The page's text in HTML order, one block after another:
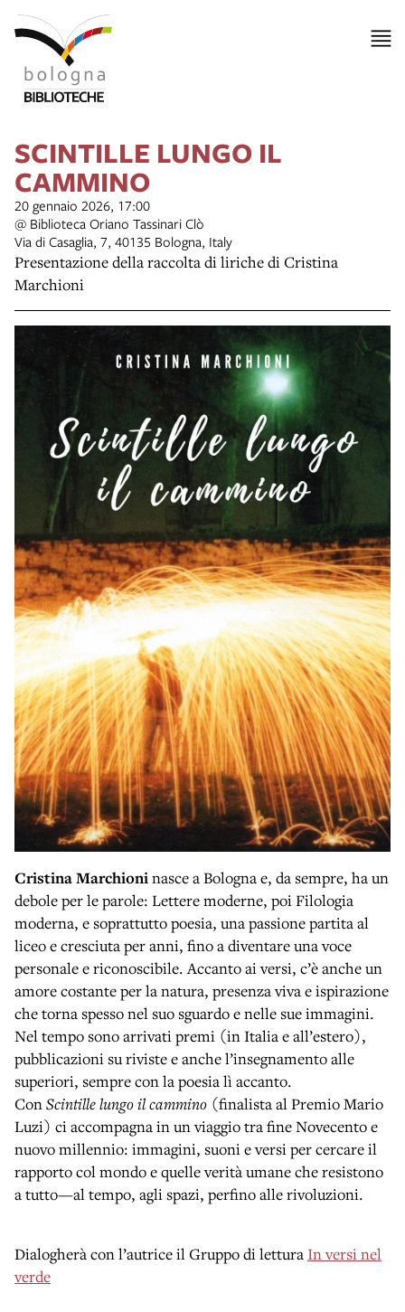
SCINTILLE LUNGO IL
CAMMINO
20 gennaio 2026, 17:00
@ Biblioteca Oriano Tassinari Clò
Via di Casaglia, 7, 40135 Bologna, Italy
Presentazione della raccolta di liriche di Cristina
Marchioni
Cristina Marchioninasce a Bologna e, da sempre, ha un
debole per le parole: Lettere moderne, poi Filologia
moderna, e soprattutto poesia, una passione partita al
liceo e cresciuta per anni, fino a diventare una voce
personale e riconoscibile. Accanto ai versi, c’è anche un
amore costante per la natura, presenza viva e ispirazione
che torna spesso nel suo sguardo e nelle sue immagini.
Nel tempo sono arrivati premi (in Italia e all’estero),
pubblicazioni su riviste e anche l’insegnamento alle
superiori, sempre con la poesia lì accanto.
ConScintille lungo il cammino (finalista al Premio Mario
Luzi) ci accompagna in un viaggio tra fine Novecento e
nuovo millennio: immagini, suoni e versi per cercare il
rapporto col mondo e quelle verità umane che resistono
a tutto—al tempo, agli spazi, perfino alle rivoluzioni.
Dialogherà con l’autrice il Gruppo di lettura In versi nel
verde